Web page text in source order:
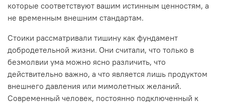
которые соответствуют вашим истинным ценностям, а
не временным внешним стандартам.
Стоики рассматривали тишину как фундамент
добродетельной жизни. Они считали, что только в
безмолвии ума можно ясно различить, что
действительно важно, а что является лишь продуктом
внешнего давления или мимолетных желаний.
Современный человек, постоянно подключенный к